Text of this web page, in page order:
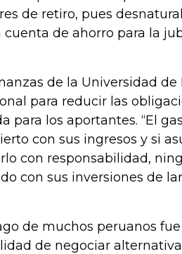
de retiro, pues
de ahorro para la
de la Universidad de
para reducir las
para los aportantes. “El
con sus ingresos y si
con responsabilidad,
con sus inversiones de
de muchos peruanos fue
de negociar